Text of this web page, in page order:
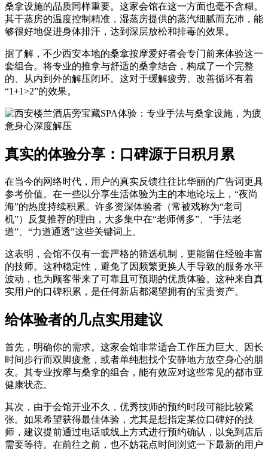
桑拿设施的品质同样重要。这家会馆在这一方面也毫不含糊。
其干蒸房的温度控制精准，湿蒸房提供的蒸汽细腻而充沛，能
够很好地促进身体排汗，达到深层放松和排毒的效果。
据了解，不少西安本地的桑拿按摩爱好者会专门前来体验这一
套组合。将专业的推拿与舒适的桑拿结合，构成了一个完整
的、从内到外的解压闭环。这对于缓解疲劳、改善循环有着
“1+1>2”的效果。
真实的体验分享：口碑源于日积月累
在当今的网络时代，用户的真实反馈往往比华丽的广告词更具
参考价值。在一些以分享生活体验为主的本地论坛上，“夜尚
海”的热度持续积累。许多资深体验者（常被戏称为“老司
机”）反复推荐的理由，大多集中在“老师傅多”、“手法老
道”、“力道通透”这些关键词上。
这表明，会馆不仅有一套严格的筛选机制，更能留住经验丰富
的技师。这种稳定性，避免了因频繁更换人手导致的服务水平
波动，也为顾客带来了可靠且可预期的优质体验。这种来自真
实用户的口碑积累，是任何新店都渴望拥有的宝贵资产。
给体验者的几点实用建议
首先，明确你的需求。这家会馆非常适合工作压力巨大、因长
时间步行而双脚疲惫，或者单纯想找个安静地方放空身心的朋
友。其专业按摩与桑拿的组合，能有效应对这些常见的都市亚
健康状态。
其次，由于会馆开业不久，优秀技师的预约时段可能比较紧
张。如果希望获得最佳体验，尤其是想指定某位口碑好的技
师，建议提前通过电话或线上方式进行预约确认，以免到店后
需要等待。在前往之前，也不妨花点时间浏览一下最新的用户